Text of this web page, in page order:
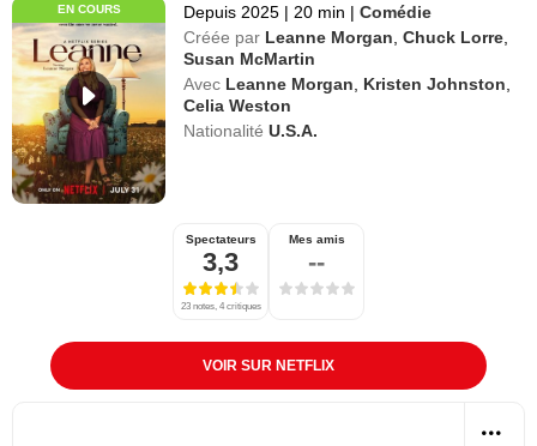
EN COURS Depuis 2025 | 20 min | Comédie
Créée par Leanne Morgan ,Chuck Lorre
Susan McMartin
Avec Leanne Morgan Kristen Johnston
Celia Weston
Nationalité U.S.A.
Spectateurs
3,3
23 notes, 4 critiques
Mes amis
--
VOIR SUR NETFLIX